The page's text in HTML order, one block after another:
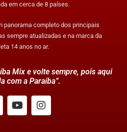
em cerca de 8 países.
panorama completo dos principais
sempre atualizadas e na marca da
14 anos no ar.
Mix e volte sempre, pois aqui
com a Paraíba”.